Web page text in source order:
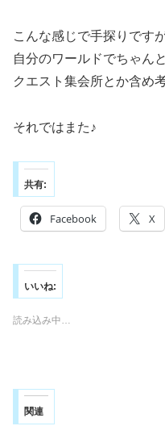
こんな感じで手探りです
自分のワールドでちゃん
クエスト集会所とか含め
それではまた♪
共有:
Facebook X
いいね:
読み込み中…
関連